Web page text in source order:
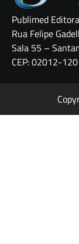
Publimed
Rua Felipe
Sala 55 –
CEP: 02012-